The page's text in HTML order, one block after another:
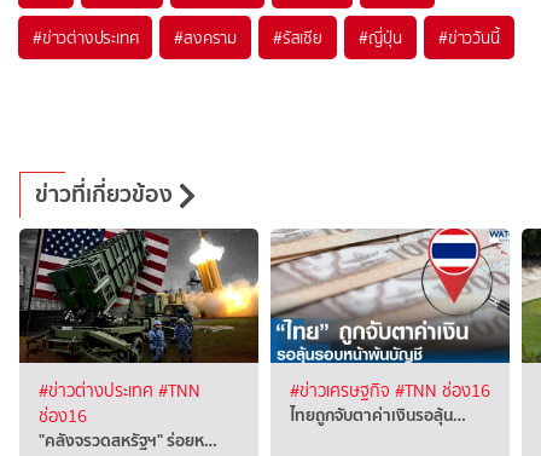
#ข่าวต่างประเทศ #สงคราม #รัสเซีย #ญี่ปุ่น #ข่าววันนี้
ข่าวที่เกี่ยวข้อง
#ข่าวต่างประเทศ #TNN
ช่อง16
"คลังจรวดสหรัฐฯ" ร่อยห…
#ข่าวเศรษฐกิจ #TNN ช่อง16
ไทยถูกจับตาค่าเงินรอลุ้น…